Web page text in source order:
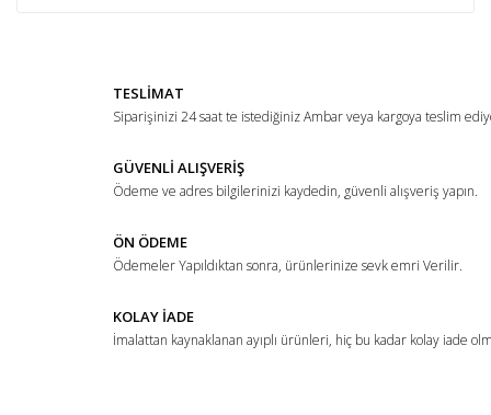
TESLİMAT
Siparişinizi 24 saat te istediğiniz Ambar veya kargoya teslim
GÜVENLİ ALIŞVERİŞ
Ödeme ve adres bilgilerinizi kaydedin, güvenli alışveriş yapın.
ÖN ÖDEME
Ödemeler Yapıldıktan sonra, ürünlerinize sevk emri Verilir.
KOLAY İADE
İmalattan kaynaklanan ayıplı ürünleri, hiç bu kadar kolay iade